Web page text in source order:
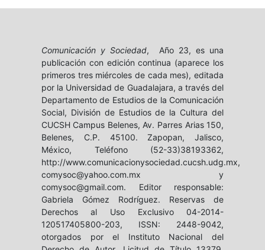
Comunicación y Sociedad, Año 23, es una
publicación con edición continua (aparece los
primeros tres miércoles de cada mes), editada
por la Universidad de Guadalajara, a través del
Departamento de Estudios de la Comunicación
Social, División de Estudios de la Cultura del
CUCSH Campus Belenes, Av. Parres Arias 150,
Belenes, C.P. 45100. Zapopan, Jalisco,
México, Teléfono (52-33)38193362,
http://www.comunicacionysociedad.cucsh.udg.mx,
comysoc@yahoo.com.mx y
comysoc@gmail.com. Editor responsable:
Gabriela Gómez Rodríguez. Reservas de
Derechos al Uso Exclusivo 04-2014-
120517405800-203, ISSN: 2448-9042,
otorgados por el Instituto Nacional del